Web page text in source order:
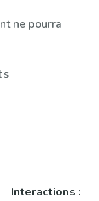
ne pourra
Interactions :